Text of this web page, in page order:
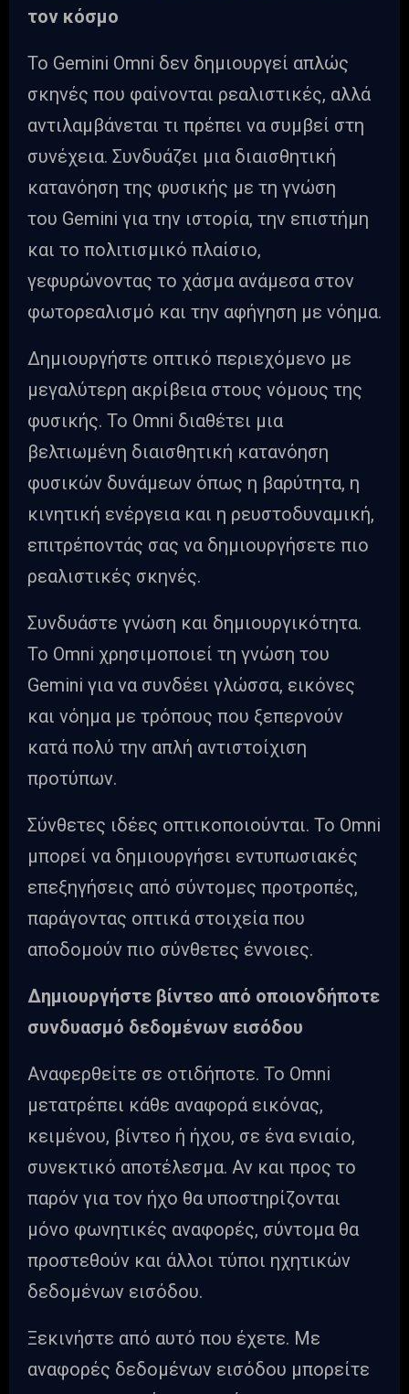
τον κόσμο
Το Gemini Omni δεν δημιουργεί απλώς
σκηνές που φαίνονται ρεαλιστικές, αλλά
αντιλαμβάνεται τι πρέπει να συμβεί στη
συνέχεια. Συνδυάζει μια διαισθητική
κατανόηση της φυσικής με τη γνώση
του Gemini για την ιστορία, την επιστήμη
και το πολιτισμικό πλαίσιο,
γεφυρώνοντας το χάσμα ανάμεσα στον
φωτορεαλισμό και την αφήγηση με νόημα.
Δημιουργήστε οπτικό περιεχόμενο με
μεγαλύτερη ακρίβεια στους νόμους της
φυσικής. Το Omni διαθέτει μια
βελτιωμένη διαισθητική κατανόηση
φυσικών δυνάμεων όπως η βαρύτητα, η
κινητική ενέργεια και η ρευστοδυναμική,
επιτρέποντάς σας να δημιουργήσετε πιο
ρεαλιστικές σκηνές.
Συνδυάστε γνώση και δημιουργικότητα.
Το Omni χρησιμοποιεί τη γνώση του
Gemini για να συνδέει γλώσσα, εικόνες
και νόημα με τρόπους που ξεπερνούν
κατά πολύ την απλή αντιστοίχιση
προτύπων.
Σύνθετες ιδέες οπτικοποιούνται. Το Omni
μπορεί να δημιουργήσει εντυπωσιακές
επεξηγήσεις από σύντομες προτροπές,
παράγοντας οπτικά στοιχεία που
αποδομούν πιο σύνθετες έννοιες.
Δημιουργήστε βίντεο από οποιονδήποτε
συνδυασμό δεδομένων εισόδου
Αναφερθείτε σε οτιδήποτε. Το Omni
μετατρέπει κάθε αναφορά εικόνας,
κειμένου, βίντεο ή ήχου, σε ένα ενιαίο,
συνεκτικό αποτέλεσμα. Αν και προς το
παρόν για τον ήχο θα υποστηρίζονται
μόνο φωνητικές αναφορές, σύντομα θα
προστεθούν και άλλοι τύποι ηχητικών
δεδομένων εισόδου.
Ξεκινήστε από αυτό που έχετε. Με
αναφορές δεδομένων εισόδου μπορείτε